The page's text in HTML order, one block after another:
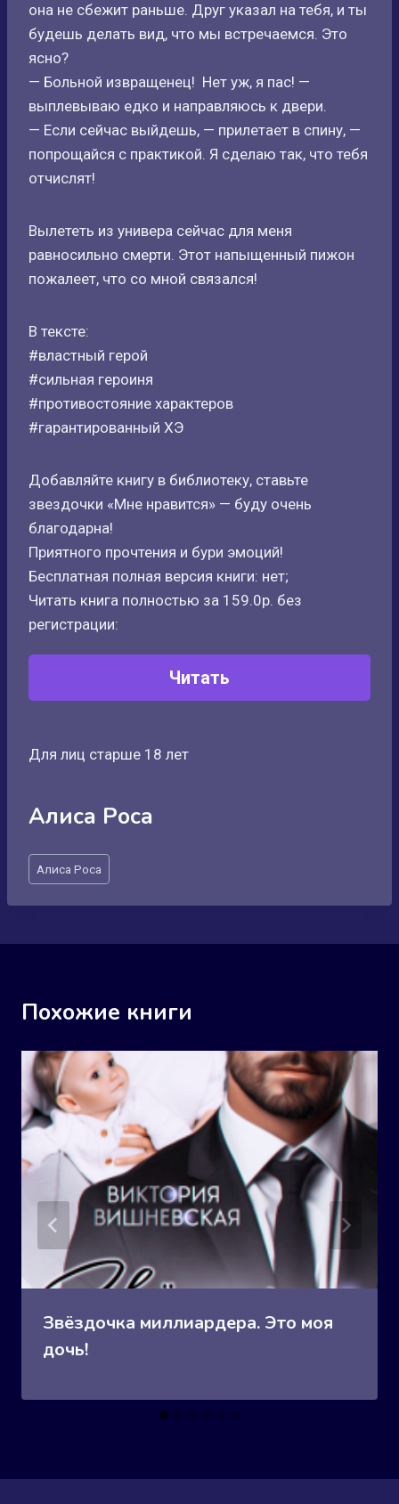
она не сбежит раньше. Друг указал на тебя, и ты
будешь делать вид, что мы встречаемся. Это
ясно?
— Больной извращенец! Нет уж, я пас! —
выплевываю едко и направляюсь к двери.
— Если сейчас выйдешь, — прилетает в спину, —
попрощайся с практикой. Я сделаю так, что тебя
отчислят!
Вылететь из универа сейчас для меня
равносильно смерти. Этот напыщенный пижон
пожалеет, что со мной связался!
В тексте:
#властный герой
#сильная героиня
#противостояние характеров
#гарантированный ХЭ
Добавляйте книгу в библиотеку, ставьте
звездочки «Мне нравится» — буду очень
благодарна!
Приятного прочтения и бури эмоций!
Бесплатная полная версия книги: нет;
Читать книга полностью за 159.0р. без
регистрации:
Читать
Для лиц старше 18 лет
Алиса Роса
Метки
записи:
Алиса Роса
Похожие книги
Звёздочка миллиардера. Это моя
дочь!